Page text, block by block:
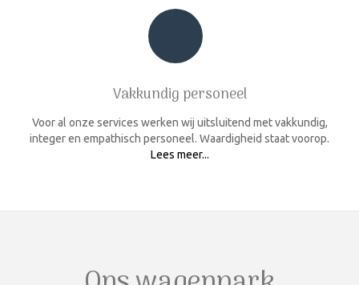
Vakkundig personeel
Voor al onze services werken wij uitsluitend met vakkundig,
integer en empathisch personeel. Waardigheid staat voorop.
Lees meer...